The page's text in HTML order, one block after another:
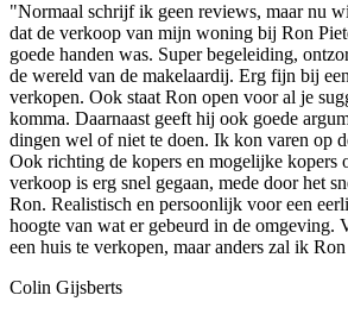
"Normaal schrijf ik geen reviews, maar nu
dat de verkoop van mijn woning bij Ron
goede handen was. Super begeleiding,
de wereld van de makelaardij. Erg fijn bij
verkopen. Ook staat Ron open voor al je
komma. Daarnaast geeft hij ook goede
dingen wel of niet te doen. Ik kon varen op
Ook richting de kopers en mogelijke kopers
verkoop is erg snel gegaan, mede door het
Ron. Realistisch en persoonlijk voor een
hoogte van wat er gebeurd in de omgeving.
een huis te verkopen, maar anders zal ik
Colin Gijsberts